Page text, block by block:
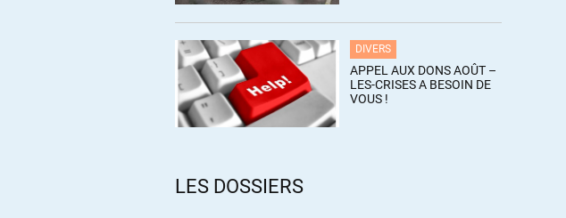
DIVERS
APPEL AUX DONS AOÛT –
LES-CRISES A BESOIN DE
VOUS !
LES DOSSIERS